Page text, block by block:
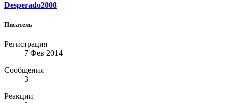
Desperado2008
Писатель
Регистрация
7 Фев 2014
Сообщения
3
Реакции